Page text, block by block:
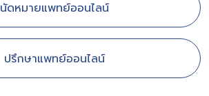
นัดหมายแพทย์ออนไลน์
ปรึกษาแพทย์ออนไลน์